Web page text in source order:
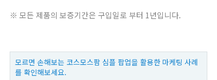
※ 모든 제품의 보증기간은 구입일로 부터 1년입니다.
모르면 손해보는 코스모스팜 심플 팝업을 활용한 마케팅 사례
를 확인해보세요.